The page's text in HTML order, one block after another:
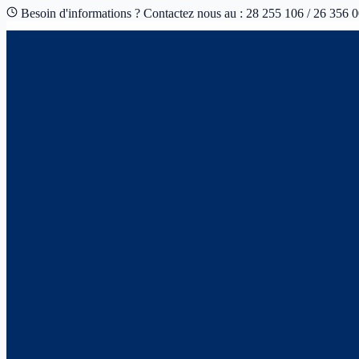
Besoin d'informations ? Contactez nous au : 28 255 106 / 26 356